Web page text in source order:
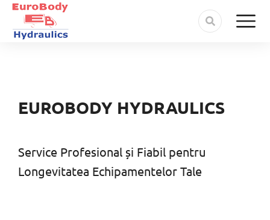
EUROBODY HYDRAULICS
Service Profesional și Fiabil pentru
Longevitatea Echipamentelor Tale